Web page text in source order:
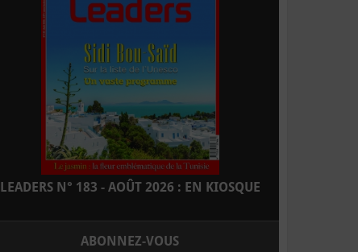
LEADERS N° 183 - AOÛT 2026 : EN KIOSQUE
ABONNEZ-VOUS